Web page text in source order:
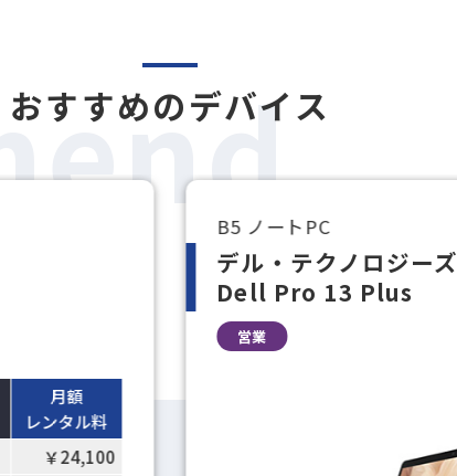
おすすめのデバイス
月額
レンタル料
￥24,100
B5 ノートPC
デル・テクノロジーズ
Dell Pro 13 Plus
営業